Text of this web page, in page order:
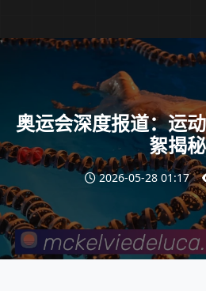
奥运会深度报道：运
絮揭秘
2026-05-28 01:17